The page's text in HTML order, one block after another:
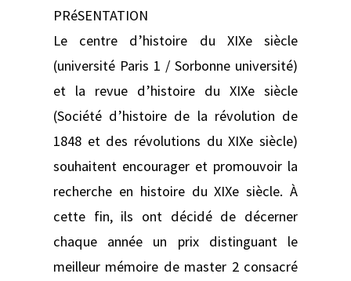
PRéSENTATION
Le centre d’histoire du XIXe siècle
(université Paris 1 / Sorbonne université)
et la revue d’histoire du XIXe siècle
(Société d’histoire de la révolution de
1848 et des révolutions du XIXe siècle)
souhaitent encourager et promouvoir la
recherche en histoire du XIXe siècle. À
cette fin, ils ont décidé de décerner
chaque année un prix distinguant le
meilleur mémoire de master 2 consacré